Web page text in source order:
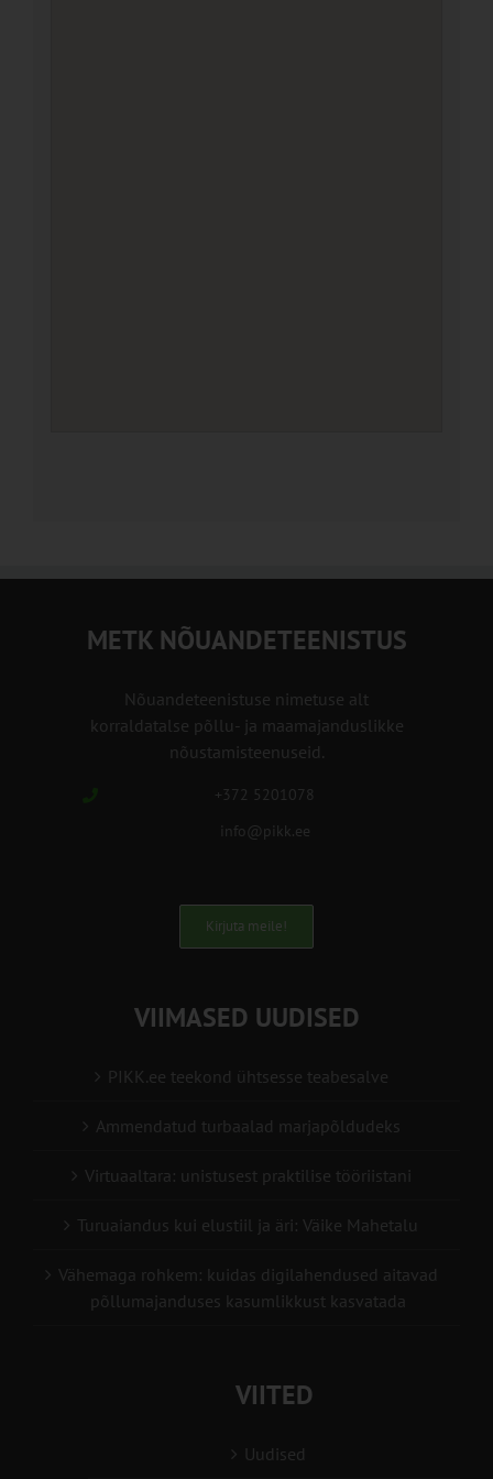
METK NÕUANDETEENISTUS
Nõuandeteenistuse nimetuse alt
korraldatalse põllu- ja maamajanduslikke
nõustamisteenuseid.
+372 5201078
info@pikk.ee
Kirjuta meile!
VIIMASED UUDISED
PIKK.ee teekond ühtsesse teabesalve
Ammendatud turbaalad marjapõldudeks
Virtuaaltara: unistusest praktilise tööriistani
Turuaiandus kui elustiil ja äri: Väike Mahetalu
Vähemaga rohkem: kuidas digilahendused aitavad
põllumajanduses kasumlikkust kasvatada
VIITED
Uudised